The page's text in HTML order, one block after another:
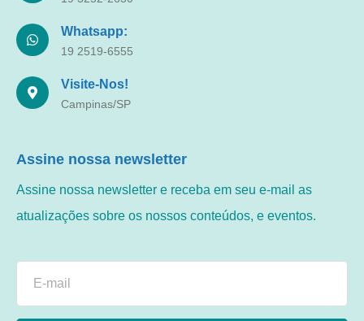
Whatsapp:
19 2519-6555
Visite-Nos!
Campinas/SP
Assine nossa newsletter
Assine nossa newsletter e receba em seu e-mail as
atualizações sobre os nossos conteúdos, e eventos.